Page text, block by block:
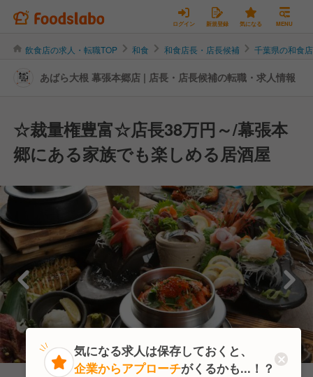
ログイン 新規登録 気になる MENU
飲食店の求人・転職TOP 和食 和食店長・店長候補 千葉県の和食
あばら大根 幕張本郷店 | 店長・店長候補の転職・求人情報
☆裁量権豊富☆店長38万円～/幕張本
郷にある家族でも楽しめる居酒屋
気になる求人は保存しておくと、
企業からアプローチがくるかも...！？